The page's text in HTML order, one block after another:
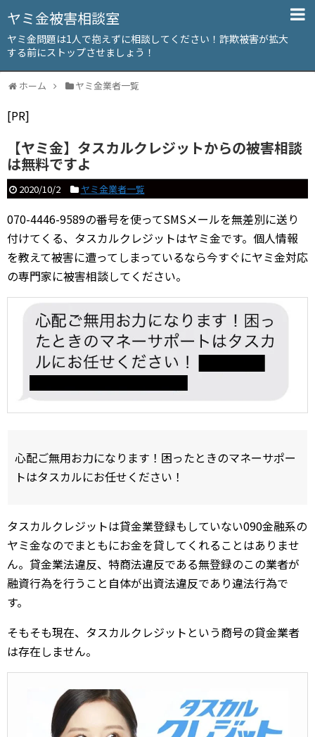
ヤミ金被害相談室
ヤミ金問題は1人で抱えずに相談してください！詐欺被害が拡大
する前にストップさせましょう！
ホーム ヤミ金業者一覧
[PR]
【ヤミ金】タスカルクレジットからの被害相談
は無料ですよ
2020/10/2 ヤミ金業者一覧
070-4446-9589の番号を使ってSMSメールを無差別に送り
付けてくる、タスカルクレジットはヤミ金です。個人情報
を教えて被害に遭ってしまっているなら今すぐにヤミ金対応
の専門家に被害相談してください。
心配ご無用お力になります！困ったときのマネーサポー
トはタスカルにお任せください！
タスカルクレジットは貸金業登録もしていない090金融系の
ヤミ金なのでまともにお金を貸してくれることはありませ
ん。貸金業法違反、特商法違反である無登録のこの業者が
融資行為を行うこと自体が出資法違反であり違法行為で
す。
そもそも現在、タスカルクレジットという商号の貸金業者
は存在しません。